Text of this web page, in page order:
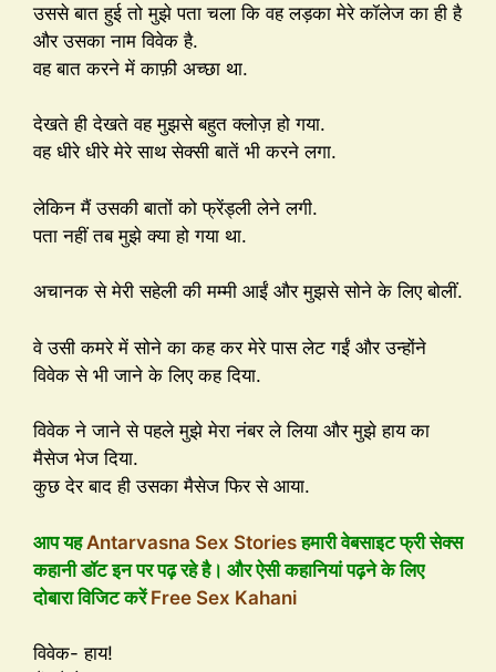
उससे बात हुई तो मुझे पता चला कि वह लड़का मेरे कॉलेज का ही है
और उसका नाम विवेक है.
वह बात करने में काफ़ी अच्छा था.
देखते ही देखते वह मुझसे बहुत क्लोज़ हो गया.
वह धीरे धीरे मेरे साथ सेक्सी बातें भी करने लगा.
लेकिन मैं उसकी बातों को फ्रेंड्ली लेने लगी.
पता नहीं तब मुझे क्या हो गया था.
अचानक से मेरी सहेली की मम्मी आईं और मुझसे सोने के लिए बोलीं.
वे उसी कमरे में सोने का कह कर मेरे पास लेट गईं और उन्होंने
विवेक से भी जाने के लिए कह दिया.
विवेक ने जाने से पहले मुझे मेरा नंबर ले लिया और मुझे हाय का
मैसेज भेज दिया.
कुछ देर बाद ही उसका मैसेज फिर से आया.
आप यहAntarvasna Sex Storiesहमारी वेबसाइट फ्री सेक्स
कहानी डॉट इन पर पढ़ रहे है। और ऐसी कहानियां पढ़ने के लिए
दोबारा विजिट करेंFree Sex Kahani
विवेक- हाय!